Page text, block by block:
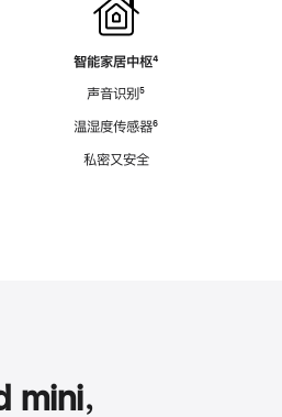
智能家居中枢脚
⁴
声音识别脚
⁵
温湿度传感器脚
⁶
私密又安全
，